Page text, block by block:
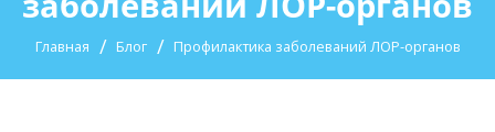
Главная Блог Профилактика заболеваний ЛОР-органов